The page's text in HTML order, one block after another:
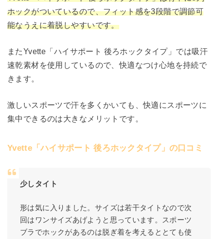
ホックがついているので、フィット感を3段階で調節可
能なうえに着脱しやすいです。
またYvette「ハイサポート 後ろホックタイプ」では吸汗
速乾素材を使用しているので、快適なつけ心地を持続で
きます。
激しいスポーツで汗を多くかいても、快適にスポーツに
集中できるのは大きなメリットです。
Yvette「ハイサポート 後ろホックタイプ」の口コミ
少しタイト
形は気に入りました。サイズは若干タイトなので次
回はワンサイズあげようと思っています。スポーツ
ブラでホックがあるのは脱ぎ着を考えるととても使